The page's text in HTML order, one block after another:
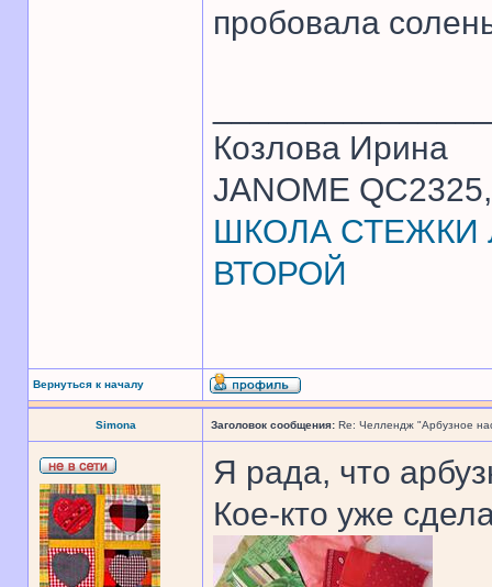
пробовала
Козлова Ирина
JANOME
ШКОЛА СТЕЖКИ
ВТОРОЙ
Вернуться к началу
Simona Заголовок сообщения: Re: Челлендж "Арбузное
Я рада, что
Кое-кто уже